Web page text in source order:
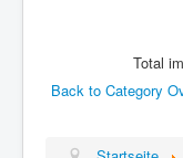
Total
Back to Category